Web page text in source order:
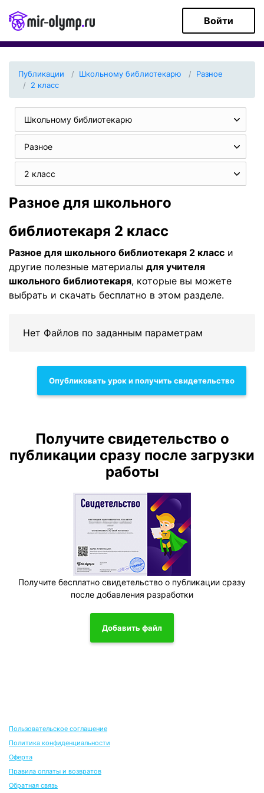
Войти
Публикации Школьному библиотекарю
Разное
2 класс
Школьному библиотекарю
Разное
2 класс
Разное для школьного
библиотекаря 2 класс
Разное для школьного библиотекаря 2 класс и
другие полезные материалы для учителя
школьного библиотекаря, которые вы можете
выбрать и скачать бесплатно в этом разделе.
Нет Файлов по заданным параметрам
Опубликовать урок и получить свидетельство
Получите свидетельство о
публикации сразу после загрузки
работы
Получите бесплатно свидетельство о публикации сразу
после добавления разработки
Добавить файл
Пользовательское соглашение
Политика конфиденциальности
Оферта
Правила оплаты и возвратов
Обратная связь